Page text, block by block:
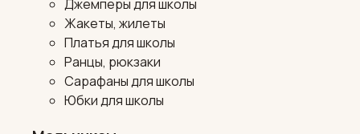
Джемперы для школы
Жакеты, жилеты
Платья для школы
Ранцы, рюкзаки
Сарафаны для школы
Юбки для школы